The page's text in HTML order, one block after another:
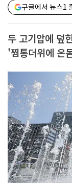
구글에서 뉴스1
두 고기압에 덮
'찜통더위에 온